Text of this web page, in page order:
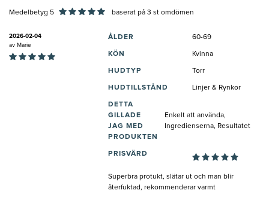
Medelbetyg 5 baserat på 3 st omdömen
2026-02-04
av Marie
ÅLDER 60-69
KÖN Kvinna
HUDTYP Torr
HUDTILLSTÅND Linjer & Rynkor
DETTA
GILLADE
JAG MED
PRODUKTEN
Enkelt att använda,
Ingredienserna, Resultatet
PRISVÄRD
Superbra protukt, slätar ut och man blir
återfuktad, rekommenderar varmt